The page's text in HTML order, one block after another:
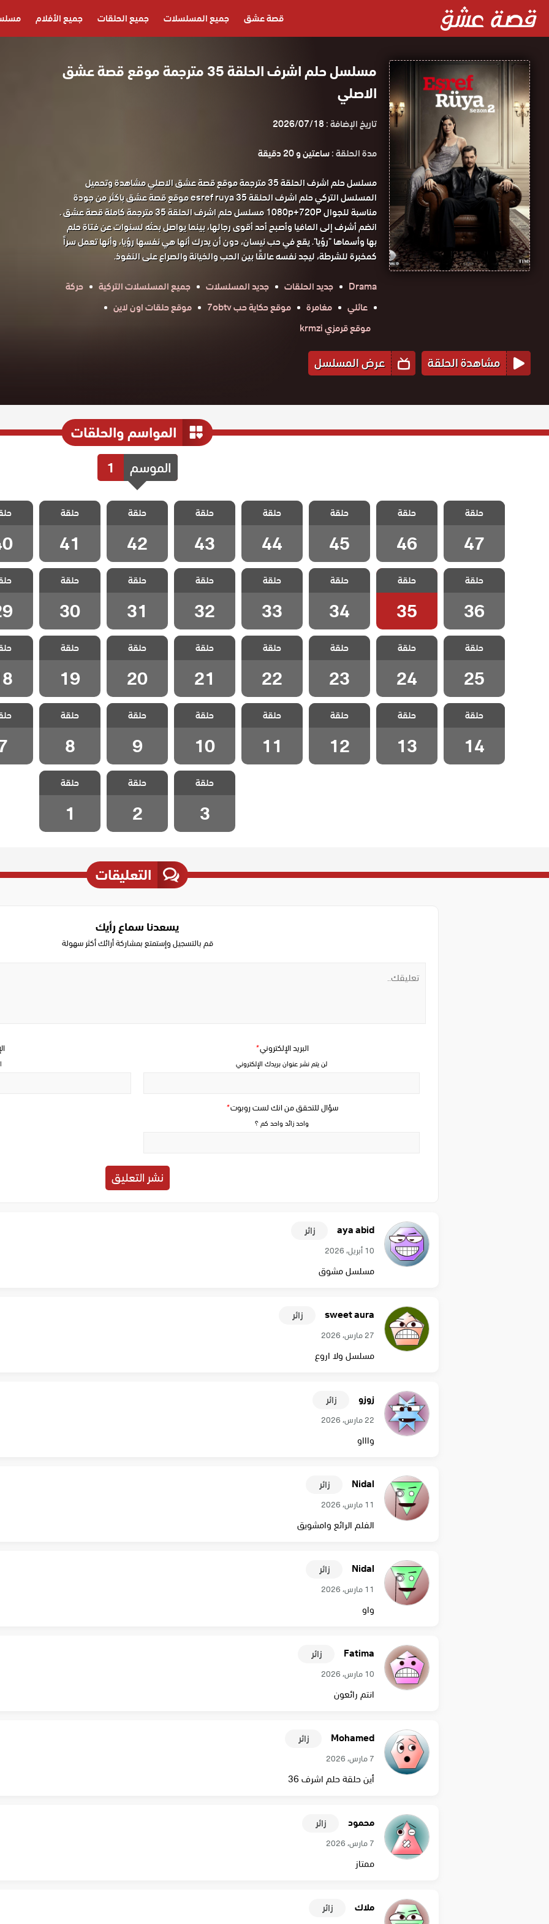
قصة عشق جميع المسلسلات جميع الحلقات جميع الأفلام
مسلسل حلم اشرف الحلقة 35 مترجمة موقع قصة عشق
الاصلي
تاريخ الإضافة :2026/07/18
مدة الحلقة :ساعتين و 20 دقيقة
مسلسل حلم اشرف الحلقة 35 مترجمة موقع قصة عشق الاصلي مشاهدة وتحميل
المسلسل التركي حلم اشرف الحلقة 35 esref ruya موقع قصة عشق باكثر من جودة
مناسبة للجوال 1080p+720P مسلسل حلم اشرف الحلقة 35 مترجمة كاملة قصة عشق .
انضم أشرف إلى المافيا وأصبح أحد أقوى رجالها، بينما يواصل بحثه لسنوات عن فتاة حلم
بها وأسماها "رؤيا". يقع في حب نيسان، دون أن يدرك أنها هي نفسها رؤيا، وأنها تعمل سراً
كمخبرة للشرطة، ليجد نفسه عالقًا بين الحب والخيانة والصراع على النفوذ.
Drama
جديد الحلقات جديد المسلسلات جميع المسلسلات التركية
حركة
عائلي
مغامرة موقع حكاية حب 7obtv
موقع حلقات اون لاين
موقع قرمزي krmzi
مشاهدة الحلقة عرض المسلسل
المواسم والحلقات
الموسم 1
مسلسل حلم
والاخيرة
حلقة
47
مسلسل حلم
اشرف الحلقة 46
حلقة
46
مسلسل حلم
اشرف الحلقة 45
حلقة
45
مسلسل حلم
اشرف الحلقة 44
حلقة
44
مسلسل حلم
اشرف الحلقة 43
حلقة
43
مسلسل حلم
اشرف الحلقة 42
حلقة
42
مسلسل حلم
اشرف الحلقة 41
حلقة
41
اشرف
مسلسل حلم
اشرف الحلقة 36
حلقة
36
مسلسل حلم
اشرف الحلقة 35
حلقة
35
مسلسل حلم
اشرف الحلقة 34
حلقة
34
مسلسل حلم
اشرف الحلقة 33
حلقة
33
مسلسل حلم
اشرف الحلقة 32
حلقة
32
مسلسل حلم
اشرف الحلقة 31
حلقة
31
مسلسل حلم
اشرف الحلقة 30
حلقة
30
اشرف
مسلسل حلم
اشرف الحلقة 25
حلقة
25
مسلسل حلم
اشرف الحلقة 24
حلقة
24
مسلسل حلم
اشرف الحلقة 23
حلقة
23
مسلسل حلم
اشرف الحلقة 22
حلقة
22
مسلسل حلم
اشرف الحلقة 21
حلقة
21
مسلسل حلم
اشرف الحلقة 20
حلقة
20
مسلسل حلم
اشرف الحلقة 19
حلقة
19
اشرف
مسلسل حلم
اشرف الحلقة 14
حلقة
14
مسلسل حلم
اشرف الحلقة 13
حلقة
13
مسلسل حلم
اشرف الحلقة 12
حلقة
12
مسلسل حلم
اشرف الحلقة 11
حلقة
11
مسلسل حلم
اشرف الحلقة 10
حلقة
10
مسلسل حلم
اشرف الحلقة 9
حلقة
9
مسلسل حلم
اشرف الحلقة 8
حلقة
8
اشرف
مسلسل حلم
اشرف الحلقة 3
حلقة
3
مسلسل حلم
اشرف الحلقة 2
حلقة
2
مسلسل حلم
اشرف الحلقة 1
حلقة
1
التعليقات
يسعدنا سماع رأيك
قم بالتسجيل وإستمتع بمشاركة أرائك أكثر سهولة
سؤال للتحقق من انك لست روبوت*
واحد زائد واحد كم ؟
البريد الإلكتروني*
لن يتم نشر عنوان بريدك الإلكتروني
aya abid زائر
10 أبريل، 2026
مسلسل مشوق
sweet aura زائر
27 مارس، 2026
مسلسل ولا اروع
زوزو زائر
22 مارس، 2026
واااو
Nidal زائر
11 مارس، 2026
الفلم الرائع وامشويق
Nidal زائر
11 مارس، 2026
واو
Fatima زائر
10 مارس، 2026
انتم رائعون
Mohamed زائر
7 مارس، 2026
أين حلقة حلم اشرف 36
محمود زائر
7 مارس، 2026
ممتاز
ملاك زائر